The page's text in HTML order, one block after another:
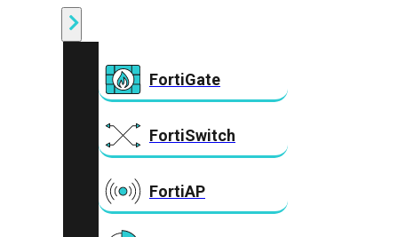
FortiGate
FortiSwitch
FortiAP